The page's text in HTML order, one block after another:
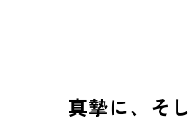
真摯に、そ